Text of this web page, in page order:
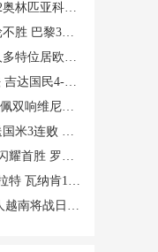
射门+6射正未果
雷斯双响+绝杀
罗、索兰克破门
1赛哈特海湾
韦洛亚欧冠首胜
克雷斯世界波
城各赛事两连败
特、梅切勒破门
余望王钰栋破门